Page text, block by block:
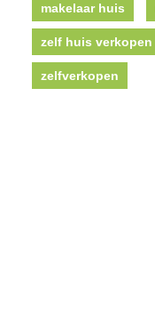
makelaar huis
zelf huis verkopen
zelfverkopen